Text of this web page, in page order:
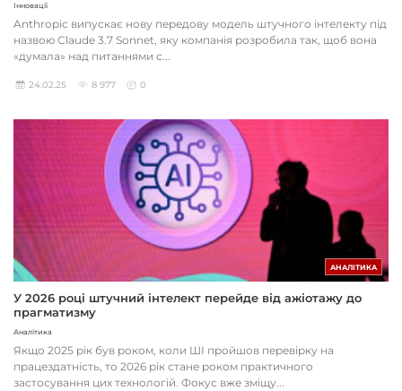
Інновації
Anthropic випускає нову передову модель штучного інтелекту під
назвою Claude 3.7 Sonnet, яку компанія розробила так, щоб вона
«думала» над питаннями с...
24.02.25 8 977 0
АНАЛІТИКА
У 2026 році штучний інтелект перейде від ажіотажу до
прагматизму
Аналітика
Якщо 2025 рік був роком, коли ШІ пройшов перевірку на
працездатність, то 2026 рік стане роком практичного
застосування цих технологій. Фокус вже зміщу...